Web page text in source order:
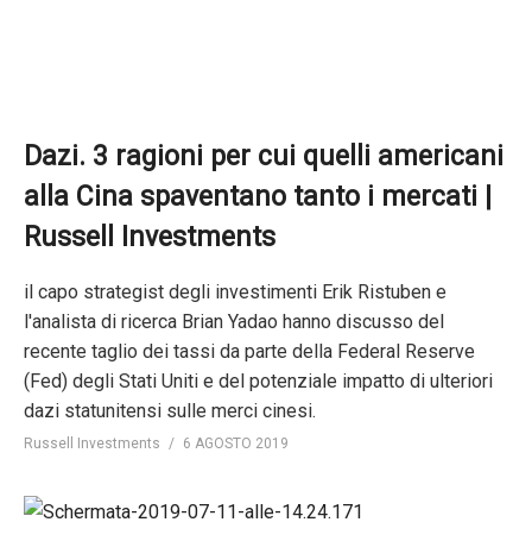
Dazi. 3 ragioni per cui quelli americani
alla Cina spaventano tanto i mercati |
Russell Investments
il capo strategist degli investimenti Erik Ristuben e
l'analista di ricerca Brian Yadao hanno discusso del
recente taglio dei tassi da parte della Federal Reserve
(Fed) degli Stati Uniti e del potenziale impatto di ulteriori
dazi statunitensi sulle merci cinesi.
Russell Investments 6 AGOSTO 2019